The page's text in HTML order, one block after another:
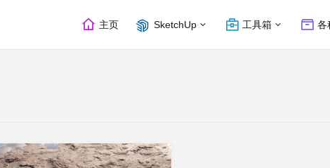
主页 SketchUp 工具箱 各